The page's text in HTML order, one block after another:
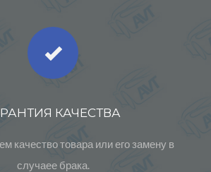
КАЧЕСТВА
качество товара или его замену в
случаее брака.